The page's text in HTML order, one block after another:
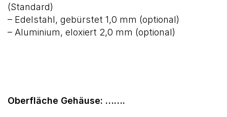
(Standard)
– Edelstahl, gebürstet 1,0 mm (optional)
– Aluminium, eloxiert 2,0 mm (optional)
Oberfläche Gehäuse: …….